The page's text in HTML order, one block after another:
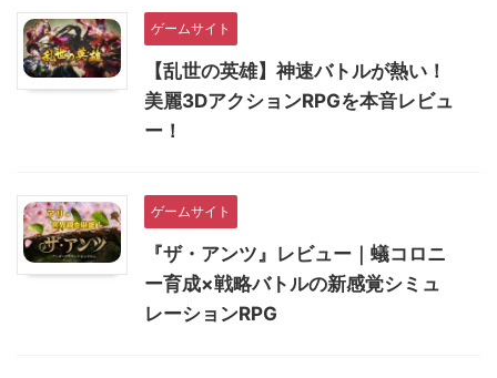
ゲームサイト
【乱世の英雄】神速バトルが熱い！
美麗3DアクションRPGを本音レビュ
ー！
ゲームサイト
『ザ・アンツ』レビュー｜蟻コロニ
ー育成×戦略バトルの新感覚シミュ
レーションRPG